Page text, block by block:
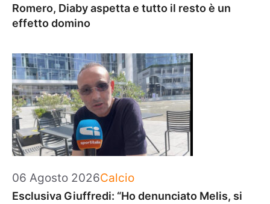
Romero, Diaby aspetta e tutto il resto è un
effetto domino
06 Agosto 2026Categorie
Calcio
Esclusiva Giuffredi: “Ho denunciato Melis, si